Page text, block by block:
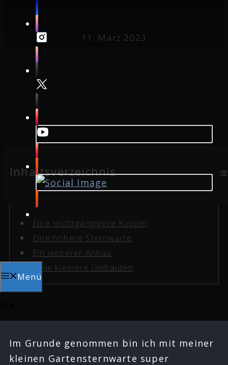
Menü
11. März 2023
Inhaltsverzeichnis
Eine leichtgängigere Kuppel
Eine höhere Sternwarte
Ein weiterer Anbau
Viele kleinere Umbauten
Im Grunde genommen bin ich mit meiner
kleinen Gartensternwarte super